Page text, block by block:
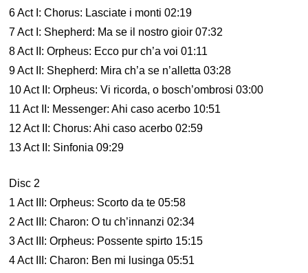
6 Act I: Chorus: Lasciate i monti 02:19
7 Act I: Shepherd: Ma se il nostro gioir 07:32
8 Act II: Orpheus: Ecco pur ch’a voi 01:11
9 Act II: Shepherd: Mira ch’a se n’alletta 03:28
10 Act II: Orpheus: Vi ricorda, o bosch’ombrosi 03:00
11 Act II: Messenger: Ahi caso acerbo 10:51
12 Act II: Chorus: Ahi caso acerbo 02:59
13 Act II: Sinfonia 09:29
Disc 2
1 Act III: Orpheus: Scorto da te 05:58
2 Act III: Charon: O tu ch’innanzi 02:34
3 Act III: Orpheus: Possente spirto 15:15
4 Act III: Charon: Ben mi lusinga 05:51